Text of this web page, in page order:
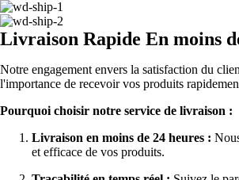
Livraison Rapide En moins
Notre engagement envers la satisfaction du
l'importance de recevoir vos produits
Pourquoi choisir notre service de livraison :
Livraison en moins de 24 heures :
et efficace de vos produits.